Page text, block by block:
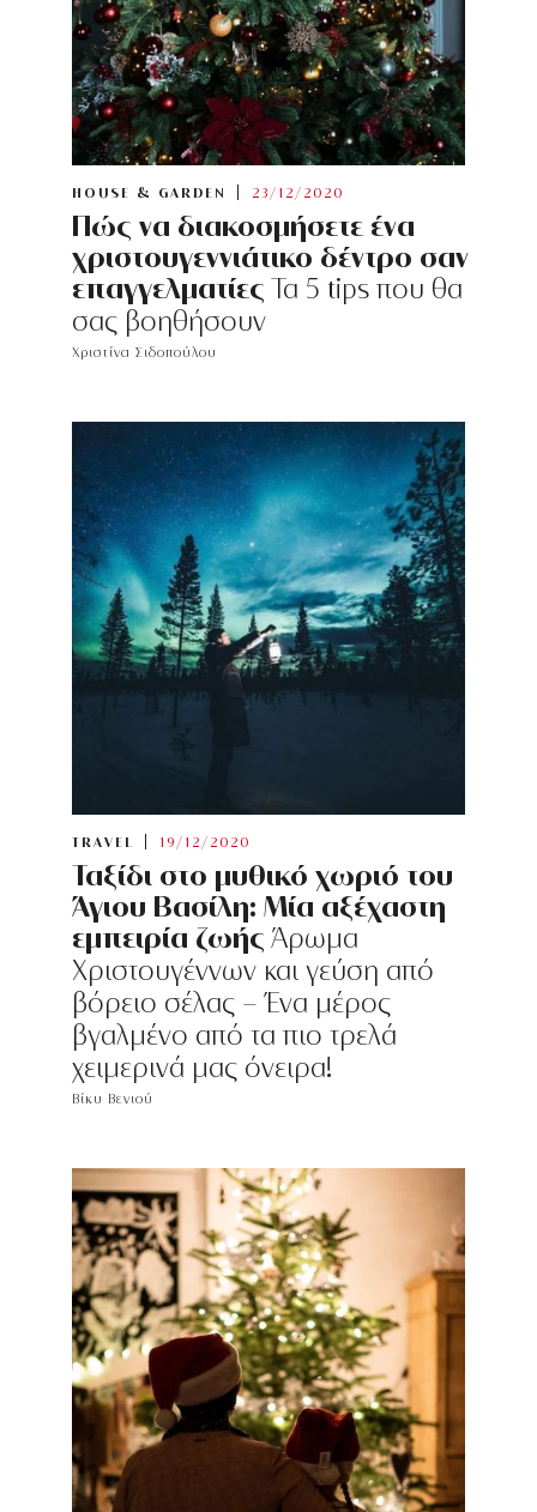
HOUSE & GARDEN 23/12/2020
Πώς να διακοσμήσετε ένα
χριστουγεννιάτικο δέντρο σαν
επαγγελματίες Τα 5 tips που θα
σας βοηθήσουν
Χριστίνα Σιδοπούλου
TRAVEL 19/12/2020
Ταξίδι στο μυθικό χωριό του
Άγιου Βασίλη: Μία αξέχαστη
εμπειρία ζωής Άρωμα
Χριστουγέννων και γεύση από
βόρειο σέλας - Ένα μέρος
βγαλμένο από τα πιο τρελά
χειμερινά μας όνειρα!
Βίκυ Βενιού